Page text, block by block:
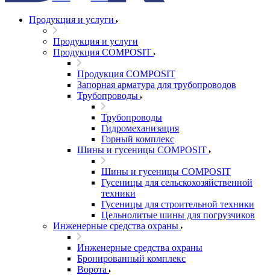
Продукция и услуги
Продукция и услуги
Продукция COMPOSIT
Продукция COMPOSIT
Запорная арматура для трубопроводов
Трубопроводы
Трубопроводы
Гидромеханизация
Горный комплекс
Шины и гусеницы COMPOSIT
Шины и гусеницы COMPOSIT
Гусеницы для сельскохозяйственной
техники
Гусеницы для строительной техники
Цельнолитые шины для погрузчиков
Инженерные средства охраны
Инженерные средства охраны
Бронированный комплекс
Ворота